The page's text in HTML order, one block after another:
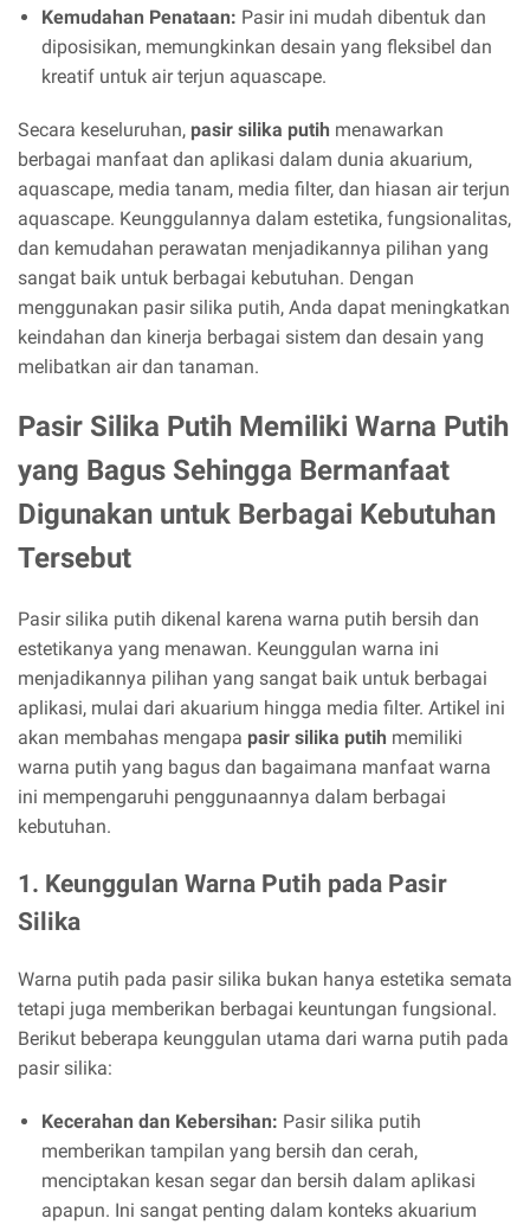
Kemudahan Penataan: Pasir ini mudah dibentuk dan
diposisikan, memungkinkan desain yang fleksibel dan
kreatif untuk air terjun aquascape.
Secara keseluruhan, pasir silika putih menawarkan
berbagai manfaat dan aplikasi dalam dunia akuarium,
aquascape, media tanam, media filter, dan hiasan air terjun
aquascape. Keunggulannya dalam estetika, fungsionalitas,
dan kemudahan perawatan menjadikannya pilihan yang
sangat baik untuk berbagai kebutuhan. Dengan
menggunakan pasir silika putih, Anda dapat meningkatkan
keindahan dan kinerja berbagai sistem dan desain yang
melibatkan air dan tanaman.
Pasir Silika Putih Memiliki Warna Putih
yang Bagus Sehingga Bermanfaat
Digunakan untuk Berbagai Kebutuhan
Tersebut
Pasir silika putih dikenal karena warna putih bersih dan
estetikanya yang menawan. Keunggulan warna ini
menjadikannya pilihan yang sangat baik untuk berbagai
aplikasi, mulai dari akuarium hingga media filter. Artikel ini
akan membahas mengapa pasir silika putih memiliki
warna putih yang bagus dan bagaimana manfaat warna
ini mempengaruhi penggunaannya dalam berbagai
kebutuhan.
1. Keunggulan Warna Putih pada Pasir
Silika
Warna putih pada pasir silika bukan hanya estetika semata
tetapi juga memberikan berbagai keuntungan fungsional.
Berikut beberapa keunggulan utama dari warna putih pada
pasir silika:
Kecerahan dan Kebersihan: Pasir silika putih
memberikan tampilan yang bersih dan cerah,
menciptakan kesan segar dan bersih dalam aplikasi
apapun. Ini sangat penting dalam konteks akuarium